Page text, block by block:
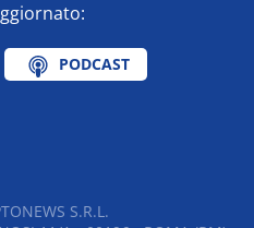
PODCAST
S.R.L.